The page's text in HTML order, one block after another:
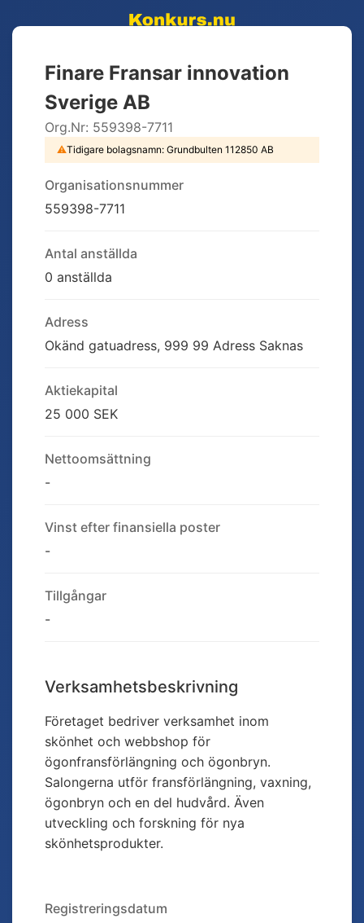
Finare Fransar innovation
Sverige AB
Org.Nr: 559398-7711
⚠Tidigare bolagsnamn: Grundbulten 112850 AB
Organisationsnummer
559398-7711
Antal anställda
0 anställda
Adress
Okänd gatuadress, 999 99 Adress Saknas
Aktiekapital
25 000 SEK
Nettoomsättning
-
Vinst efter finansiella poster
-
Tillgångar
-
Verksamhetsbeskrivning
Företaget bedriver verksamhet inom
skönhet och webbshop för
ögonfransförlängning och ögonbryn.
Salongerna utför fransförlängning, vaxning,
ögonbryn och en del hudvård. Även
utveckling och forskning för nya
skönhetsprodukter.
Registreringsdatum